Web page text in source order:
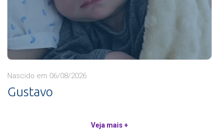
Nascido em 06/08/2026
Gustavo
Veja mais +